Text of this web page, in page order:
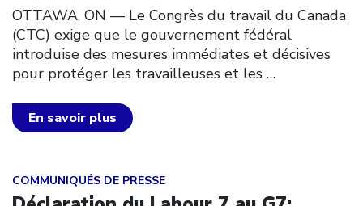
OTTAWA, ON — Le Congrès du travail du Canada
(CTC) exige que le gouvernement fédéral
introduise des mesures immédiates et décisives
pour protéger les travailleuses et les …
En savoir plus
COMMUNIQUÉS DE PRESSE
Click to open the link